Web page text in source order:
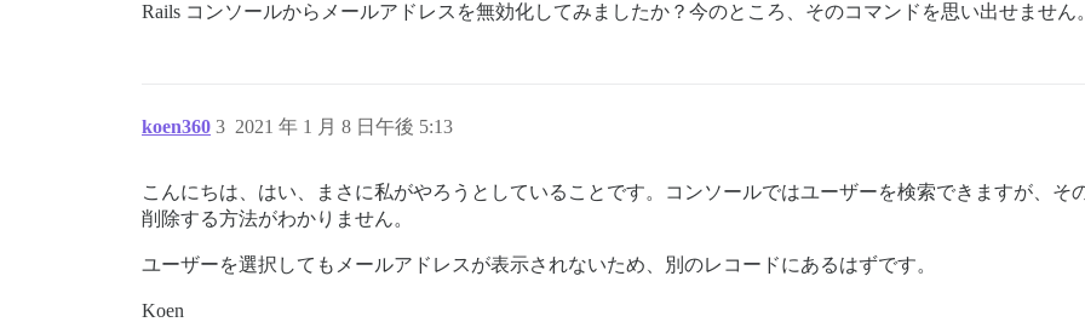
Rails コンソールからメールアドレスを無効化してみましたか？今のところ、そのコマンドを思い出せません
koen360 2021 年 1 月 8 日午後 5:13
3
こんにちは、はい、まさに私がやろうとしていることです。コンソールではユーザーを検索できますが、
削除する方法がわかりません。
ユーザーを選択してもメールアドレスが表示されないため、別のレコードにあるはずです。
Koen